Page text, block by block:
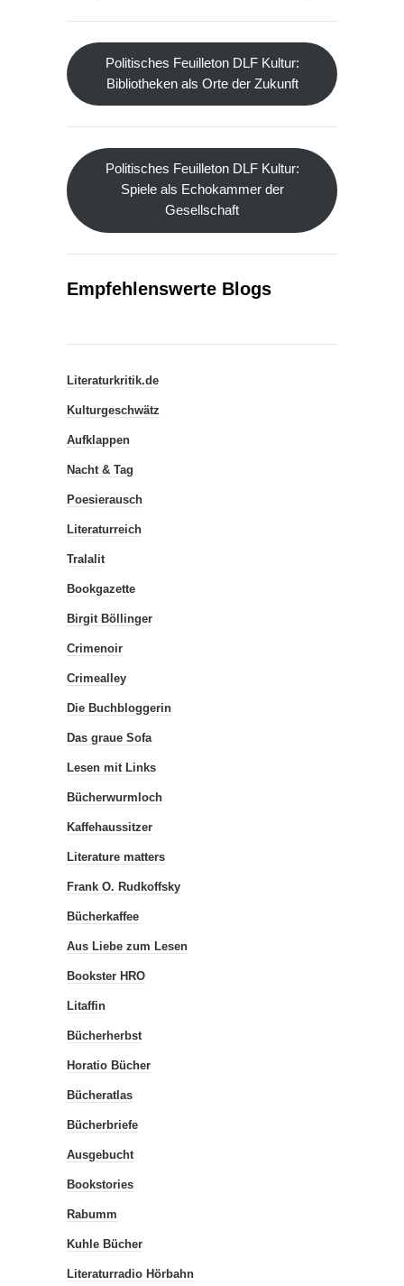
Politisches Feuilleton DLF Kultur:
Bibliotheken als Orte der Zukunft
Politisches Feuilleton DLF Kultur:
Spiele als Echokammer der
Gesellschaft
Empfehlenswerte Blogs
Literaturkritik.de
Kulturgeschwätz
Aufklappen
Nacht & Tag
Poesierausch
Literaturreich
Tralalit
Bookgazette
Birgit Böllinger
Crimenoir
Crimealley
Die Buchbloggerin
Das graue Sofa
Lesen mit Links
Bücherwurmloch
Kaffehaussitzer
Literature matters
Frank O. Rudkoffsky
Bücherkaffee
Aus Liebe zum Lesen
Bookster HRO
Litaffin
Bücherherbst
Horatio Bücher
Bücheratlas
Bücherbriefe
Ausgebucht
Bookstories
Rabumm
Kuhle Bücher
Literaturradio Hörbahn